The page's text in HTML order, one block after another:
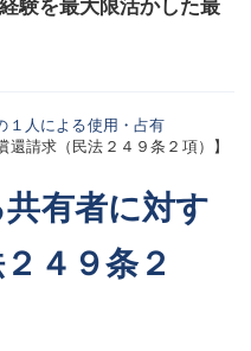
１人による使用・占有
還請求（民法２４９条２項）】
共有者に対す
４９条２